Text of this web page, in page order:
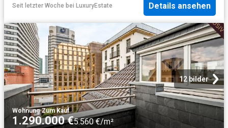
Seit letzter Woche bei LuxuryEstate Details ansehen
12 bilder
Wohnung·Zum Kauf
1.290.000 €5.560 €/m²